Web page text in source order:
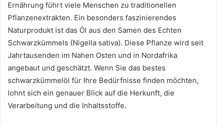
Ernährung führt viele Menschen zu traditionellen
Pflanzenextrakten. Ein besonders faszinierendes
Naturprodukt ist das Öl aus den Samen des Echten
Schwarzkümmels (Nigella sativa). Diese Pflanze wird seit
Jahrtausenden im Nahen Osten und in Nordafrika
angebaut und geschätzt. Wenn Sie das bestes
schwarzkümmelöl für Ihre Bedürfnisse finden möchten,
lohnt sich ein genauer Blick auf die Herkunft, die
Verarbeitung und die Inhaltsstoffe.